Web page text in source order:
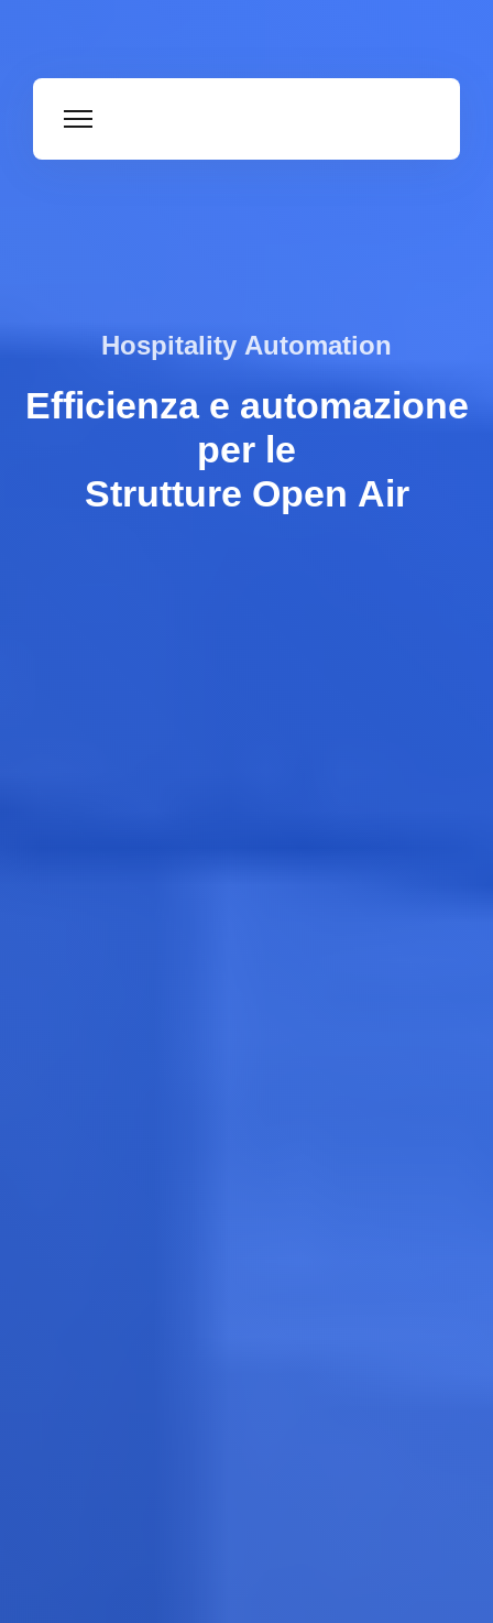
Hospitality Automation
Efficienza e automazione
per le
Strutture Open Air